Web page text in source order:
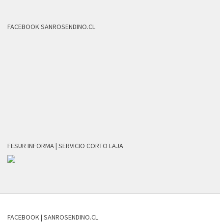
FACEBOOK SANROSENDINO.CL
FESUR INFORMA | SERVICIO CORTO LAJA
FACEBOOK | SANROSENDINO.CL